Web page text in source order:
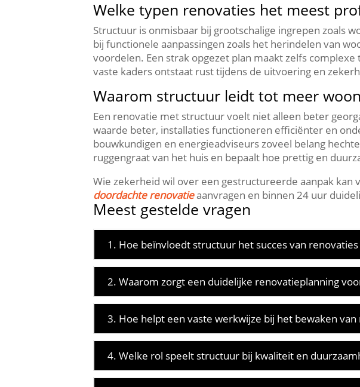
Welke typen renovaties het meest
Structuur is onmisbaar bij grootschalige ingrepen zoals
bij functionele aanpassingen zoals het herindelen van
voordelen.​ Een strak opgezet plan maakt zelfs complexe
vaste kaders ontstaat rust tijdens de uitvoering en
Waarom structuur leidt tot meer
Een renovatie met structuur voelt niet alleen beter
waarde beter, installaties functioneren efficiënter en
bouwkundigen en energieadviseurs zoveel belang
ruggengraat van het huis en bepaalt hoe prettig en
Wie zekerheid wil over een gestructureerde aanpak kan
doordachte renovatieaanvragen en binnen 24 uur
Meest gestelde vragen
1. Hoe beïnvloedt structuur het succes van
2. Waarom zorgt een duidelijke renovatieplanning
3. Hoe helpt een vaste werkwijze bij het bewaken
4. Welke rol speelt structuur bij kwaliteit en